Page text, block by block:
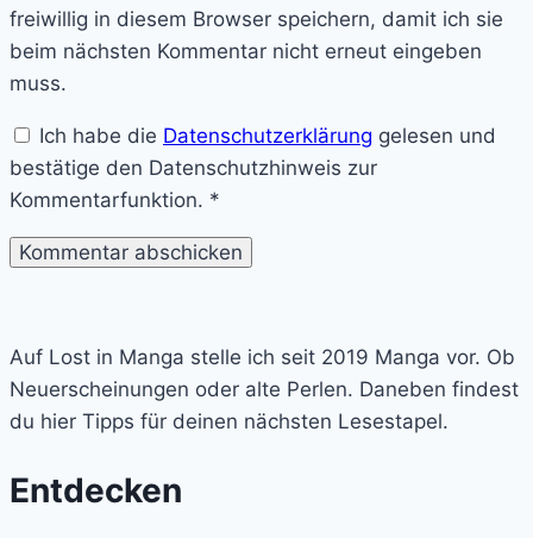
freiwillig in diesem Browser speichern, damit ich sie
beim nächsten Kommentar nicht erneut eingeben
muss.
Ich habe die Datenschutzerklärung gelesen und
bestätige den Datenschutzhinweis zur
Kommentarfunktion. *
Manga
Auf Lost in Manga stelle ich seit 2019 Manga vor. Ob
Neuerscheinungen oder alte Perlen. Daneben findest
du hier Tipps für deinen nächsten Lesestapel.
Entdecken